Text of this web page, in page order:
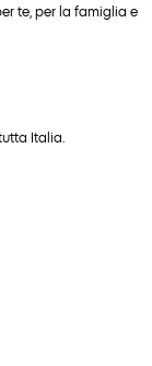
te, per la famiglia e
Italia.